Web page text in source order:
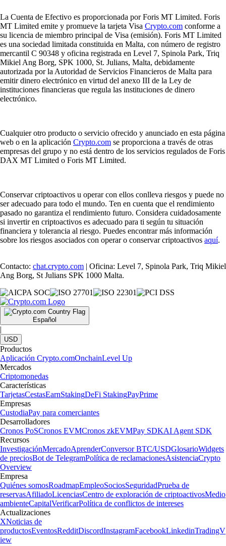
La Cuenta de Efectivo es proporcionada por Foris MT Limited. Foris
MT Limited emite y promueve la tarjeta Visa Crypto.com conforme a
su licencia de miembro principal de Visa (emisión). Foris MT Limited
es una sociedad limitada constituida en Malta, con número de registro
mercantil C 90348 y oficina registrada en Level 7, Spinola Park, Triq
Mikiel Ang Borg, SPK 1000, St. Julians, Malta, debidamente
autorizada por la Autoridad de Servicios Financieros de Malta para
emitir dinero electrónico en virtud del anexo III de la Ley de
instituciones financieras que regula las instituciones de dinero
electrónico.
Cualquier otro producto o servicio ofrecido y anunciado en esta página
web o en la aplicación Crypto.com se proporciona a través de otras
empresas del grupo y no está dentro de los servicios regulados de Foris
DAX MT Limited o Foris MT Limited.
Conservar criptoactivos u operar con ellos conlleva riesgos y puede no
ser adecuado para todo el mundo. Ten en cuenta que el rendimiento
pasado no garantiza el rendimiento futuro. Considera cuidadosamente
si invertir en criptoactivos es adecuado para ti según tu situación
financiera y tolerancia al riesgo. Puedes encontrar más información
sobre los riesgos asociados con operar o conservar criptoactivos aquí.
Contacto: chat.crypto.com | Oficina: Level 7, Spinola Park, Triq Mikiel
Ang Borg, St Julians SPK 1000 Malta.
Español
|
USD
Productos
Aplicación Crypto.comOnchainLevel Up
Mercados
Criptomonedas
Características
TarjetasCestasEarnStakingDeFi StakingPayPrime
Empresas
CustodiaPay para comerciantes
Desarrolladores
Cronos PoSCronos EVMCronos zkEVMPay SDKAI Agent SDK
Recursos
InvestigaciónMercadoAprenderConversor BTC/USDGlosarioWidgets
de preciosBot de TelegramPolítica de reclamacionesAsistenciaCrypto
Overview
Empresa
Quiénes somosRoadmapEmpleoSociosSeguridadPrueba de
reservasAfiliadoLicenciasCentro de exploración de criptoactivosMedio
ambienteCapitalVerificarPolítica de conflictos de intereses
Actualizaciones
XNoticias de
productosEventosRedditDiscordInstagramFacebookLinkedinTradingV
iew